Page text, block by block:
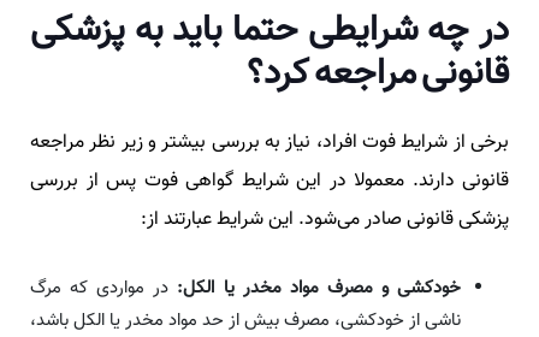
در چه شرایطی حتما باید به پزشکی
قانونی مراجعه کرد؟
برخی از شرایط فوت افراد، نیاز به بررسی بیشتر و زیر نظر مراجعه
قانونی دارند. معمولا در این شرایط گواهی فوت پس از بررسی
پزشکی قانونی صادر می‌شود. این شرایط عبارتند از:
خودکشی و مصرف مواد مخدر یا الکل: در مواردی که مرگ
ناشی از خودکشی، مصرف بیش از حد مواد مخدر یا الکل باشد،